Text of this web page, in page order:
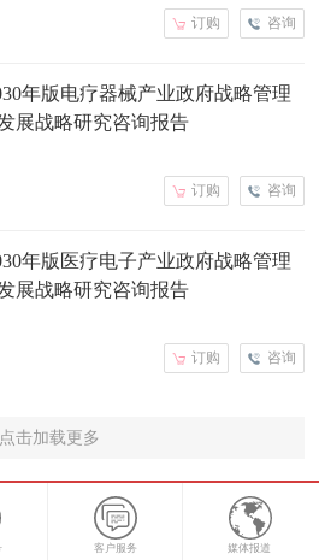
咨询
订购
年版电疗器械产业政府战略管理
展战略研究咨询报告
咨询
订购
年版医疗电子产业政府战略管理
展战略研究咨询报告
咨询
订购
点击加载更多
客户服务 媒体报道